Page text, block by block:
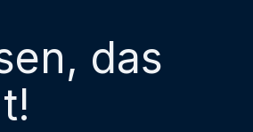
das